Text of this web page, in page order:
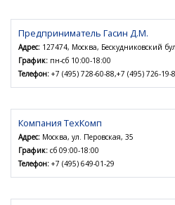
Предприниматель Гасин Д.М.
Адрес: 127474, Москва, Бескудниковский
График: пн-сб 10:00-18:00
Телефон: +7 (495) 728-60-88,+7 (495) 726-19-
Компания ТехКомп
Адрес: Москва, ул. Перовская, 35
График: сб 09:00-18:00
Телефон: +7 (495) 649-01-29